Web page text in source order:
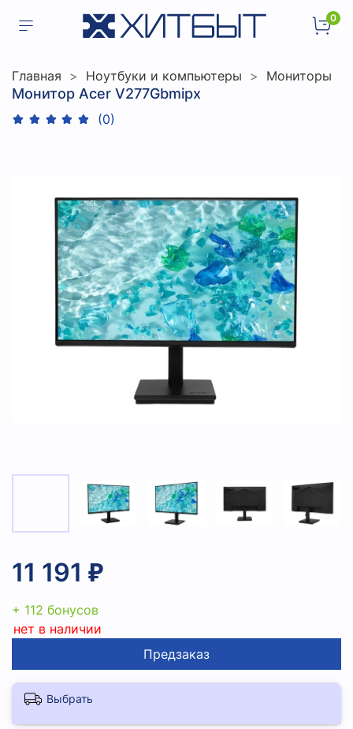
0
Главная Ноутбуки и компьютеры Мониторы
Монитор Acer V277Gbmipx
(0)
11 191 ₽
+ 112 бонусов
нет в наличии
Предзаказ
Выбрать